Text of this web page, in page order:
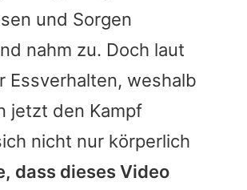
und Sorgen
nahm zu. Doch laut
Essverhalten, weshalb
jetzt den Kampf
nicht nur körperlich
dass dieses Video